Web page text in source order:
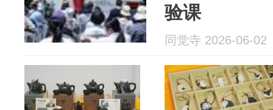
验课
同觉寺 2026-06-02